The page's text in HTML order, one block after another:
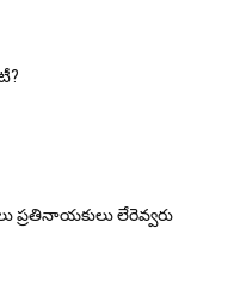
ప్రతినాయకులు లేరెవ్వరు